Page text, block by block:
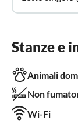
Stanze e
Animali
Non
Wi-Fi